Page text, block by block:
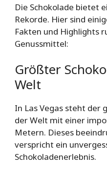
Die Schokolade bietet
Rekorde. Hier sind
Fakten und Highlights
Genussmittel:
Größter
Welt
In Las Vegas steht der
der Welt mit einer
Metern. Dieses
verspricht ein
Schokoladenerlebnis.